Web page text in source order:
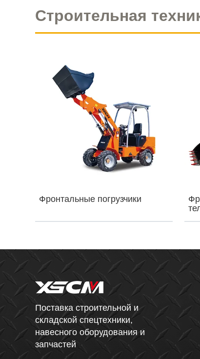
Строительная
Фронтальные погрузчики
Поставка строительной и
складской спецтехники,
навесного оборудования и
запчастей